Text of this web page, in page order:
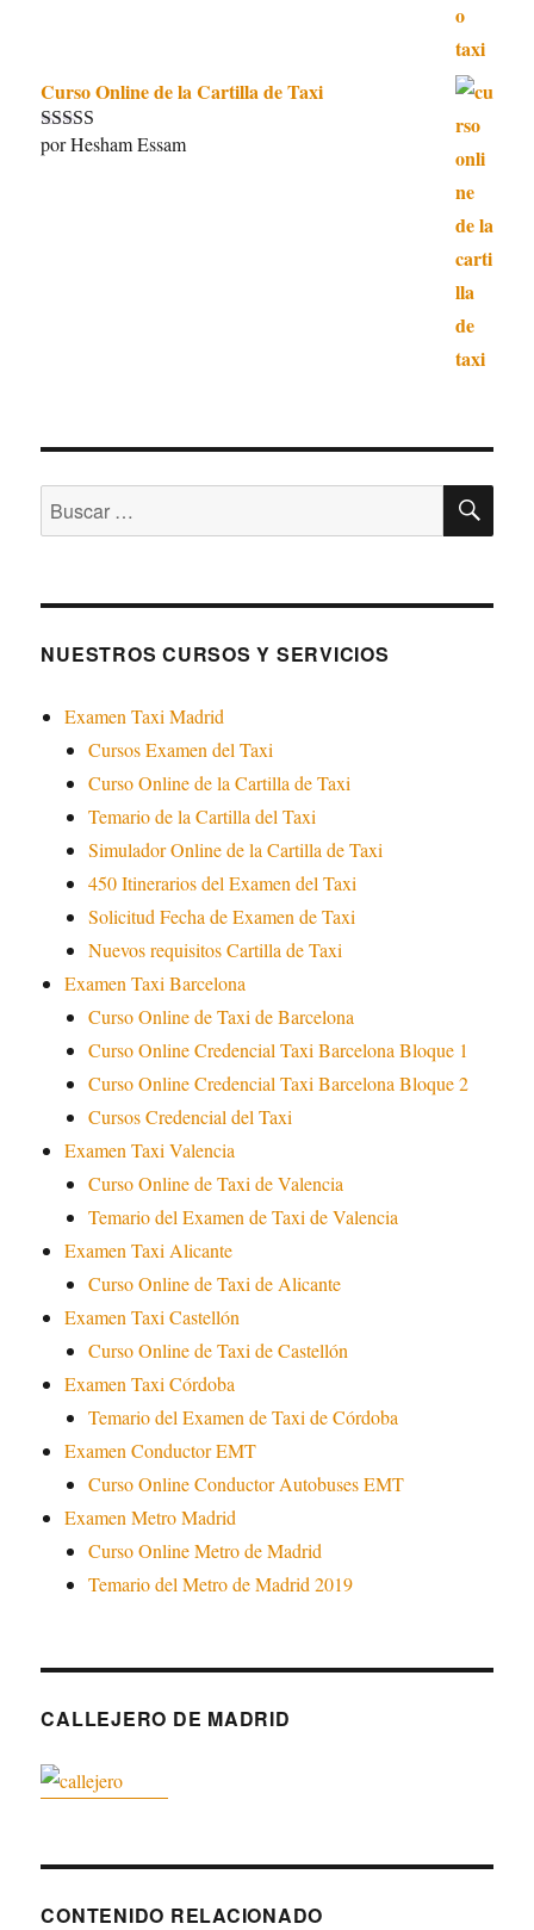
Curso Online de la Cartilla de Taxi
Valorado con
por Hesham Essam
Buscar
por:
NUESTROS CURSOS Y SERVICIOS
Examen Taxi Madrid
Cursos Examen del Taxi
Curso Online de la Cartilla de Taxi
Temario de la Cartilla del Taxi
Simulador Online de la Cartilla de Taxi
450 Itinerarios del Examen del Taxi
Solicitud Fecha de Examen de Taxi
Nuevos requisitos Cartilla de Taxi
Examen Taxi Barcelona
Curso Online de Taxi de Barcelona
Curso Online Credencial Taxi Barcelona Bloque 1
Curso Online Credencial Taxi Barcelona Bloque 2
Cursos Credencial del Taxi
Examen Taxi Valencia
Curso Online de Taxi de Valencia
Temario del Examen de Taxi de Valencia
Examen Taxi Alicante
Curso Online de Taxi de Alicante
Examen Taxi Castellón
Curso Online de Taxi de Castellón
Examen Taxi Córdoba
Temario del Examen de Taxi de Córdoba
Examen Conductor EMT
Curso Online Conductor Autobuses EMT
Examen Metro Madrid
Curso Online Metro de Madrid
Temario del Metro de Madrid 2019
CALLEJERO DE MADRID
CONTENIDO RELACIONADO